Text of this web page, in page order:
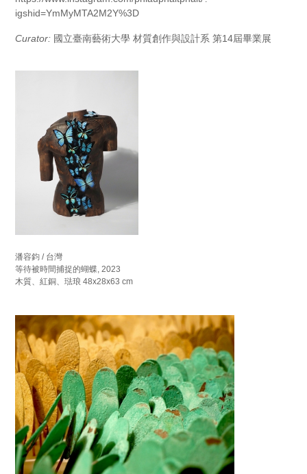
igshid=YmMyMTA2M2Y%3D
Curator: 國立臺南藝術大學 材質創作與設計系 第14屆畢業展
潘容鈞 / 台灣
等待被時間捕捉的蝴蝶, 2023
木質、紅銅、琺琅 48x28x63 cm